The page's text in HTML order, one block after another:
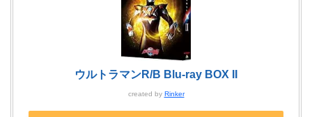
ウルトラマンR/B Blu-ray BOX II
created by Rinker